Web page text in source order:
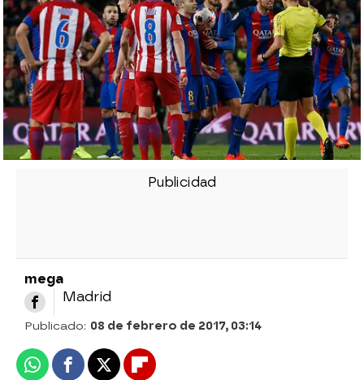
mega
Madrid
Publicado: 08 de febrero de 2017, 03:14
WhatsappFacebook
X Flipboard